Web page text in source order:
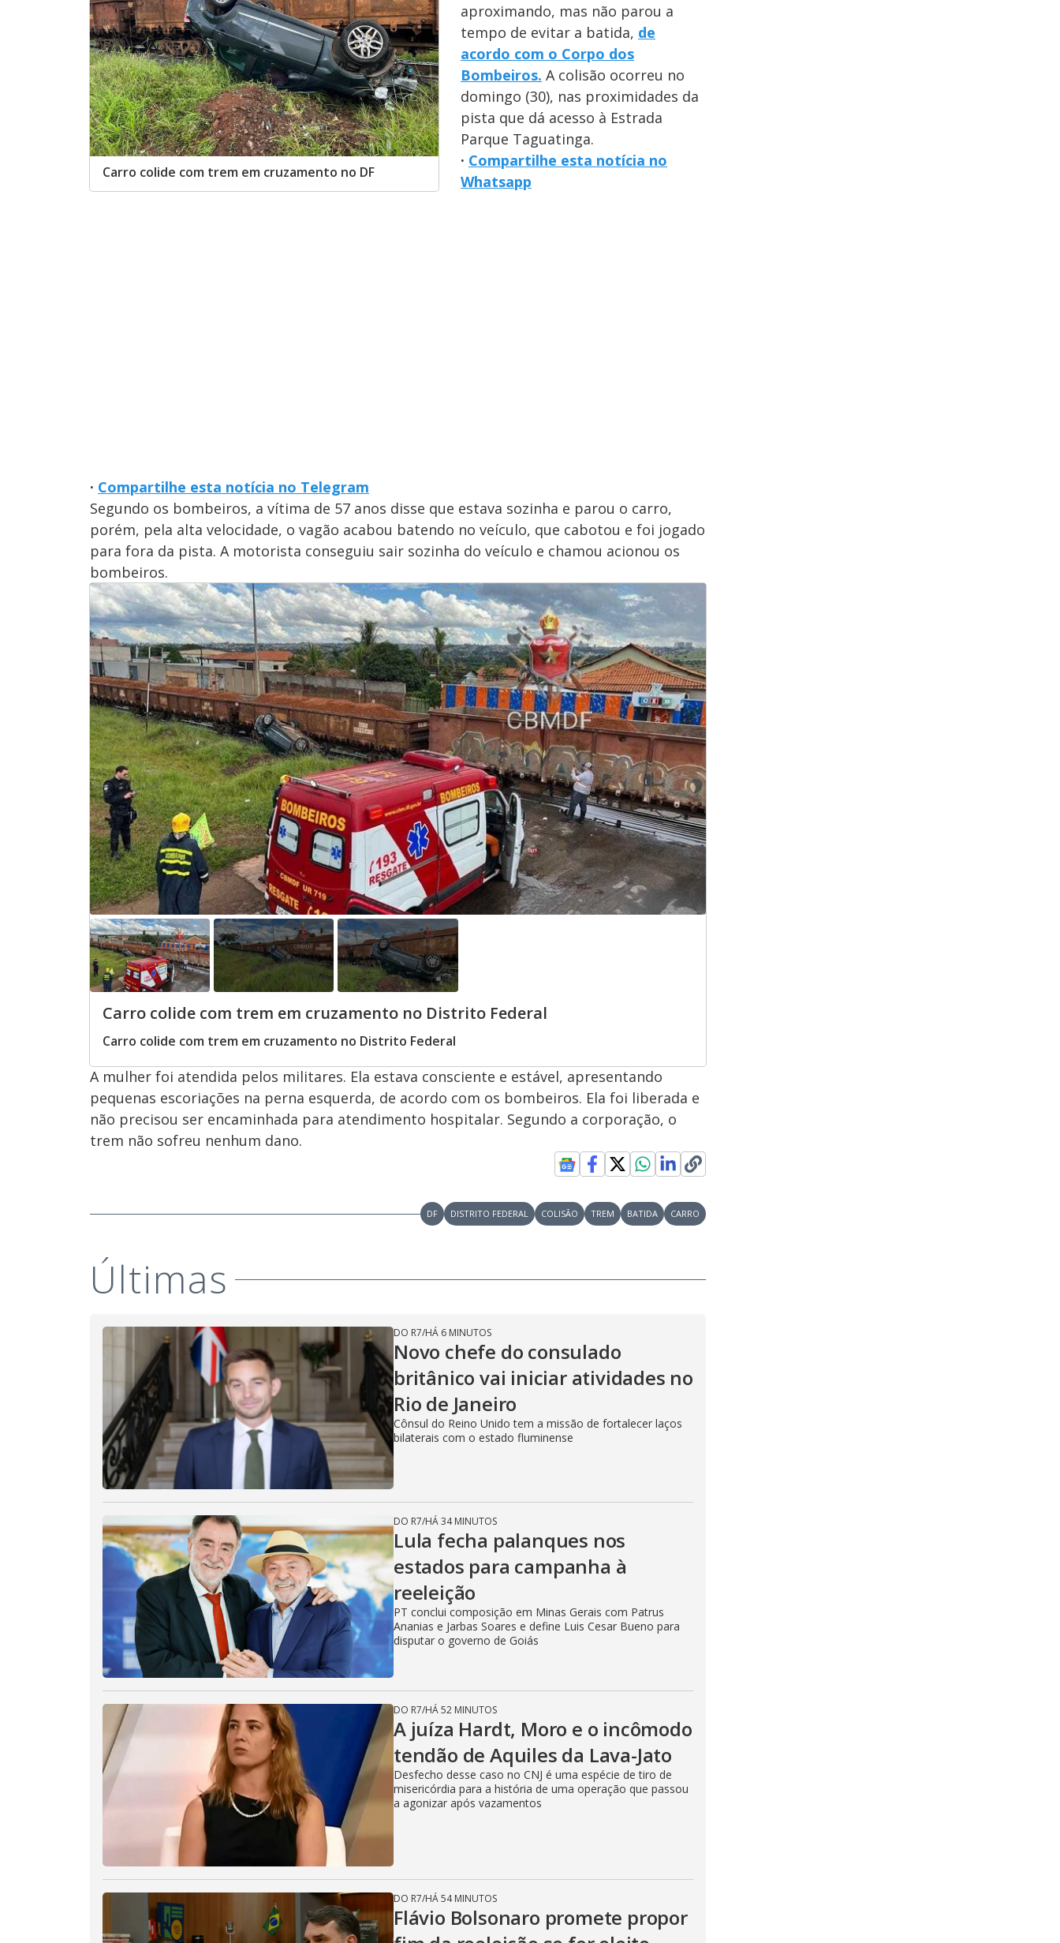
Carro colide com trem em cruzamento no DF
aproximando, mas não parou a
tempo de evitar a batida, de
acordo com o Corpo dos
Bombeiros. A colisão ocorreu no
domingo (30), nas proximidades da
pista que dá acesso à Estrada
Parque Taguatinga.
· Compartilhe esta notícia no
Whatsapp
· Compartilhe esta notícia no Telegram
Segundo os bombeiros, a vítima de 57 anos disse que estava sozinha e parou o carro,
porém, pela alta velocidade, o vagão acabou batendo no veículo, que cabotou e foi jogado
para fora da pista. A motorista conseguiu sair sozinha do veículo e chamou acionou os
bombeiros.
Carro colide com trem em cruzamento no Distrito Federal
Carro colide com trem em cruzamento no Distrito Federal
A mulher foi atendida pelos militares. Ela estava consciente e estável, apresentando
pequenas escoriações na perna esquerda, de acordo com os bombeiros. Ela foi liberada e
não precisou ser encaminhada para atendimento hospitalar. Segundo a corporação, o
trem não sofreu nenhum dano.
DF DISTRITO FEDERAL COLISÃO TREM BATIDA CARRO
Últimas
DO R7/HÁ 6 MINUTOS
Novo chefe do consulado
britânico vai iniciar atividades no
Rio de Janeiro
Cônsul do Reino Unido tem a missão de fortalecer laços
bilaterais com o estado fluminense
DO R7/HÁ 34 MINUTOS
Lula fecha palanques nos
estados para campanha à
reeleição
PT conclui composição em Minas Gerais com Patrus
Ananias e Jarbas Soares e define Luis Cesar Bueno para
disputar o governo de Goiás
DO R7/HÁ 52 MINUTOS
A juíza Hardt, Moro e o incômodo
tendão de Aquiles da Lava-Jato
Desfecho desse caso no CNJ é uma espécie de tiro de
misericórdia para a história de uma operação que passou
a agonizar após vazamentos
DO R7/HÁ 54 MINUTOS
Flávio Bolsonaro promete propor